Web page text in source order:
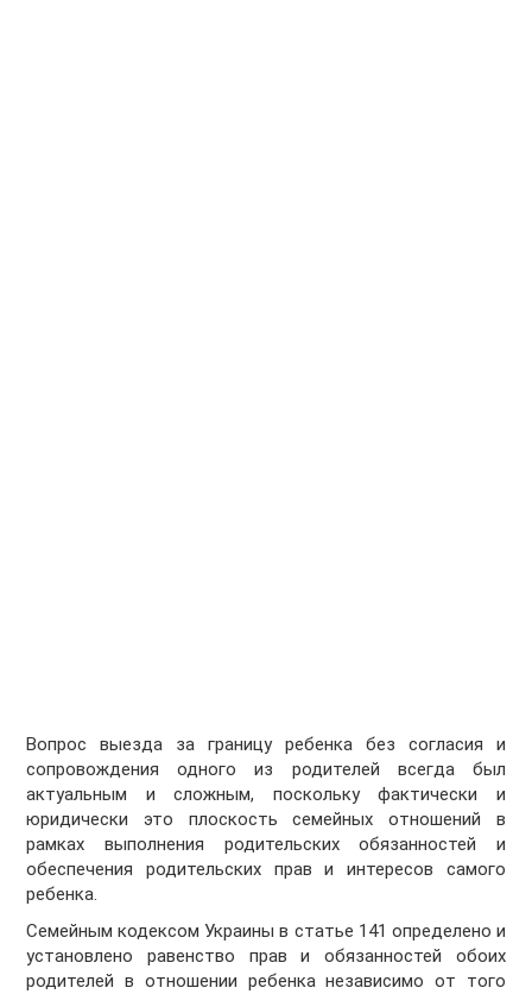
Вопрос выезда за границу ребенка без согласия и
сопровождения одного из родителей всегда был
актуальным и сложным, поскольку фактически и
юридически это плоскость семейных отношений в
рамках выполнения родительских обязанностей и
обеспечения родительских прав и интересов самого
ребенка.
Семейным кодексом Украины в статье 141 определено и
установлено равенство прав и обязанностей обоих
родителей в отношении ребенка независимо от того